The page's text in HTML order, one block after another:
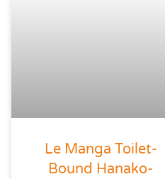
Le Manga Toilet-
Bound Hanako-